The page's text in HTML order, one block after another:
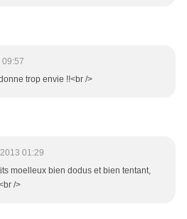
trop envie !!<br />
01:29
moelleux bien dodus et bien tentant,
/>